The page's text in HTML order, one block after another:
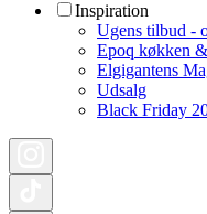
Inspiration
Ugens tilbud -
Epoq køkken
Elgigantens
Udsalg
Black Friday